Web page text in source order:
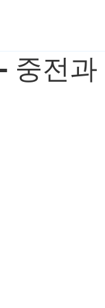
중전